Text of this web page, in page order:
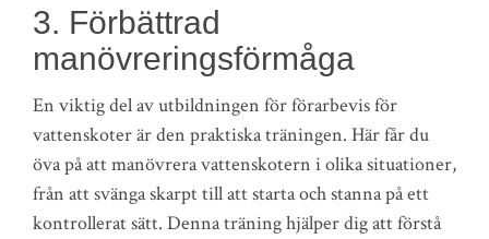
3. Förbättrad
manövreringsförmåga
En viktig del av utbildningen för förarbevis för
vattenskoter är den praktiska träningen. Här får du
öva på att manövrera vattenskotern i olika situationer,
från att svänga skarpt till att starta och stanna på ett
kontrollerat sätt. Denna träning hjälper dig att förstå